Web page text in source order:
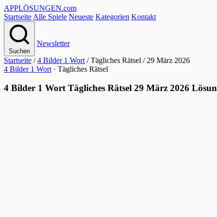
APPLÖSUNGEN.com
Startseite Alle Spiele Neueste Kategorien Kontakt
Suchen
Newsletter
Startseite / 4 Bilder 1 Wort / Tägliches Rätsel / 29 März 2026
4 Bilder 1 Wort · Tägliches Rätsel
4 Bilder 1 Wort Tägliches Rätsel 29 März 2026